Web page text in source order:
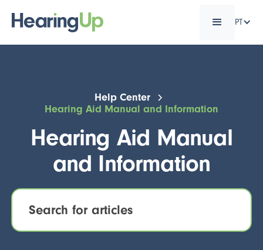
PT
Help Center
Hearing Aid Manual and Information
Hearing Aid Manual
and Information